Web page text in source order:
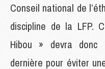
Conseil national de
discipline de la LFP.
Hibou » devra
dernière pour éviter